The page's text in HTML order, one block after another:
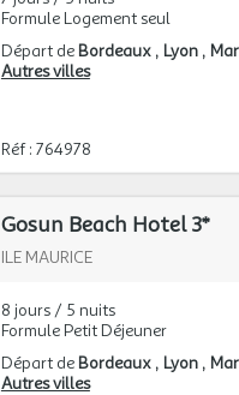
Formule Logement seul
Départ de Bordeaux Lyon
Autres villes
Réf : 764978
Gosun Beach Hotel 3*
ILE MAURICE
8 jours / 5 nuits
Formule Petit Déjeuner
Départ de Bordeaux Lyon
Autres villes